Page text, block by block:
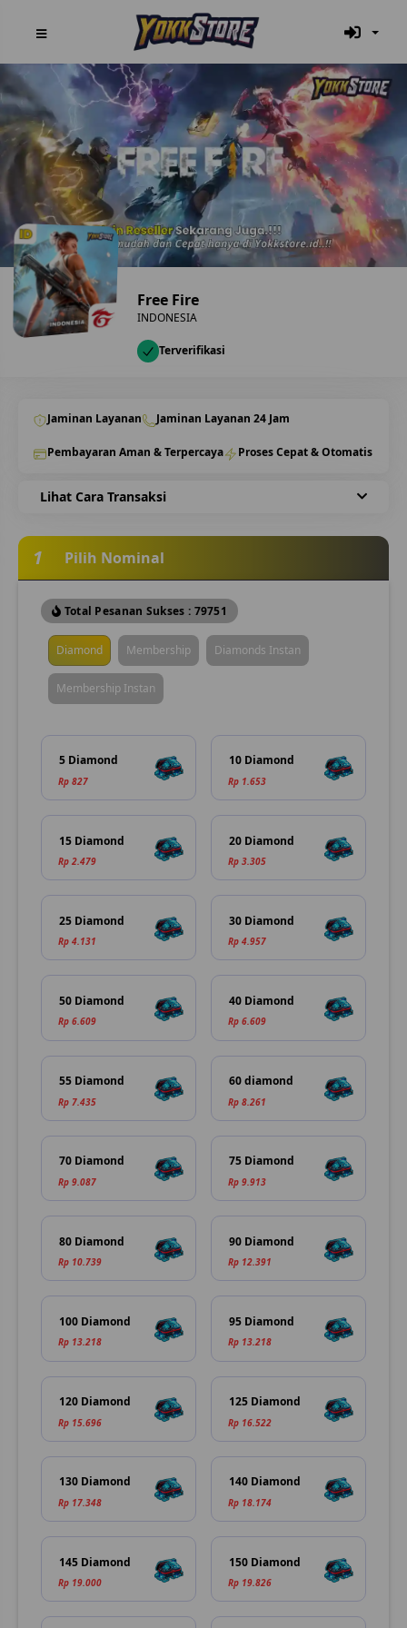
Free Fire
INDONESIA
Terverifikasi
Jaminan Layanan Jaminan Layanan 24 Jam
Pembayaran Aman & Terpercaya Proses Cepat & Otomatis
Lihat Cara Transaksi
1 Pilih Nominal
Total Pesanan Sukses : 79751
Diamond Membership Diamonds Instan
Membership Instan
5 Diamond
Rp 827
10 Diamond
Rp 1.653
15 Diamond
Rp 2.479
20 Diamond
Rp 3.305
25 Diamond
Rp 4.131
30 Diamond
Rp 4.957
50 Diamond
Rp 6.609
40 Diamond
Rp 6.609
55 Diamond
Rp 7.435
60 diamond
Rp 8.261
70 Diamond
Rp 9.087
75 Diamond
Rp 9.913
80 Diamond
Rp 10.739
90 Diamond
Rp 12.391
100 Diamond
Rp 13.218
95 Diamond
Rp 13.218
120 Diamond
Rp 15.696
125 Diamond
Rp 16.522
130 Diamond
Rp 17.348
140 Diamond
Rp 18.174
145 Diamond
Rp 19.000
150 Diamond
Rp 19.826